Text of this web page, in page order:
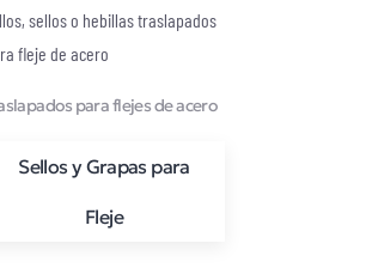
sellos o hebillas traslapados
fleje de acero
para flejes de acero
Sellos y Grapas para
Fleje